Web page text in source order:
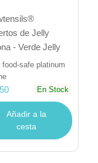
de Jelly
- Verde Jelly
food-safe platinum
En Stock
Añadir a la
cesta